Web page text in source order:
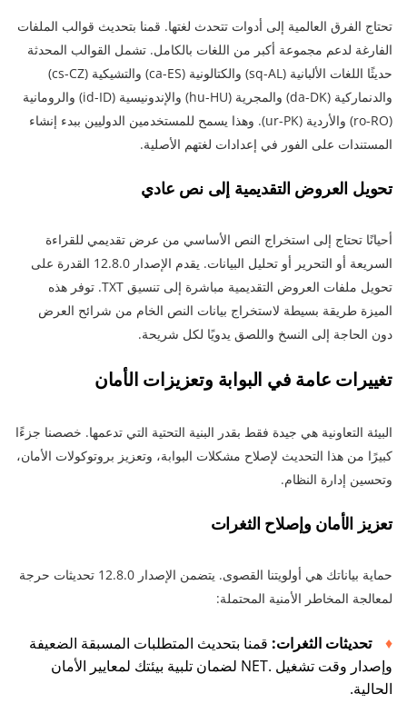
تحتاج الفرق العالمية إلى أدوات تتحدث لغتها. قمنا بتحديث قوالب الملفات
الفارغة لدعم مجموعة أكبر من اللغات بالكامل. تشمل القوالب المحدثة
حديثًا اللغات الألبانية (sq-AL) والكتالونية (ca-ES) والتشيكية (cs-CZ)
والدنماركية (da-DK) والمجرية (hu-HU) والإندونيسية (id-ID) والرومانية
(ro-RO) والأردية (ur-PK). وهذا يسمح للمستخدمين الدوليين ببدء إنشاء
المستندات على الفور في إعدادات لغتهم الأصلية.
تحويل العروض التقديمية إلى نص عادي
أحيانًا تحتاج إلى استخراج النص الأساسي من عرض تقديمي للقراءة
السريعة أو التحرير أو تحليل البيانات. يقدم الإصدار 12.8.0 القدرة على
تحويل ملفات العروض التقديمية مباشرة إلى تنسيق TXT. توفر هذه
الميزة طريقة بسيطة لاستخراج بيانات النص الخام من شرائح العرض
دون الحاجة إلى النسخ واللصق يدويًا لكل شريحة.
تغييرات عامة في البوابة وتعزيزات الأمان
البيئة التعاونية هي جيدة فقط بقدر البنية التحتية التي تدعمها. خصصنا جزءًا
كبيرًا من هذا التحديث لإصلاح مشكلات البوابة، وتعزيز بروتوكولات الأمان،
وتحسين إدارة النظام.
تعزيز الأمان وإصلاح الثغرات
حماية بياناتك هي أولويتنا القصوى. يتضمن الإصدار 12.8.0 تحديثات حرجة
لمعالجة المخاطر الأمنية المحتملة:
تحديثات الثغرات: قمنا بتحديث المتطلبات المسبقة الضعيفة
وإصدار وقت تشغيل .NET لضمان تلبية بيئتك لمعايير الأمان
الحالية.